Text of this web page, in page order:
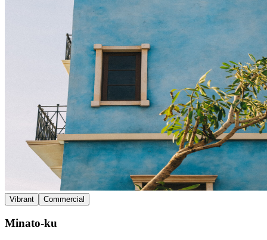
Vibrant Commercial
Minato-ku